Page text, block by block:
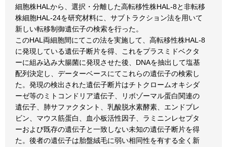
細胞株HALから、選択・分離した高転移性株HAL-8と非転移
株細胞HAL-24を研究材料に、サブトラクション法を用いて
新しい転移制御遺伝子の検索を行った。
このHAL両細胞間にてこの法を実施して、高転移性株HAL-8
に発現している遺伝子断片を得、これをプラスミドベクタ
ーに組み込み大腸菌に発現させた後、DNAを抽出して塩基
配列決定し、データーベースにてこれらの遺伝子の検索し
た。発現の検出された遺伝子断片はチトクロームオキシダ
ーゼ等のミトコンドリア遺伝子、リボゾーマル蛋白関連の
遺伝子、肺サファクタント、乳酸脱水素酵素、エンドブレ
ビン、マウス筋蛋白、血小板活性因子、ラミニンレセプタ
ーおよび既存の遺伝子と一致しない未知の遺伝子断片を得
た。後者の遺伝子は胎盤絨毛に弱い相同性を有する全く新